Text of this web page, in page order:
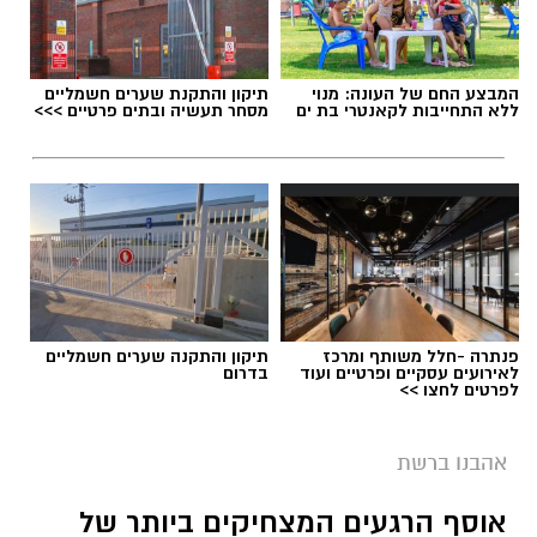
הזמר הבריטי בוי ג'ורג', מהקולות המזוהים ביותר
עם עולם הפופ של שנות ה־80, מצא את עצמו
בימים האחרונים במרכז סערה בינלאומית בעקבות
שיר חדש שבו הוא מביע תמיכה בישראל ובקורבנות
"
We Will Dance Again
סוער בקרב מעריצים, אמנים ופעילים ברחבי
שירים שהפכו את הפוליטיקה הישראלית לפזמון
לא רק בקלפי: 6 שירים שהפכו את הפוליטיקה
המבצע החם של העונה: מנוי
ללא התחייבות לקאנטרי בת ים
תיקון והתקנת שערים חשמליים
מסחר תעשיה ובתים פרטיים >>>
פנתרה -חלל משותף ומרכז
לאירועים עסקיים ופרטיים ועוד
לפרטים לחצו >>
תיקון והתקנה שערים חשמליים
בדרום
אהבנו ברשת
אוסף הרגעים המצחיקים ביותר של